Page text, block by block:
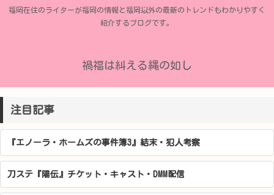
福岡在住のライターが福岡の情報と福岡以外の最新のトレンドもわかりやすく
紹介するブログです。
禍福は糾える縄の如し
注目記事
『エノーラ・ホームズの事件簿3』結末・犯人考察
刀ステ『陽伝』チケット・キャスト・DMM配信